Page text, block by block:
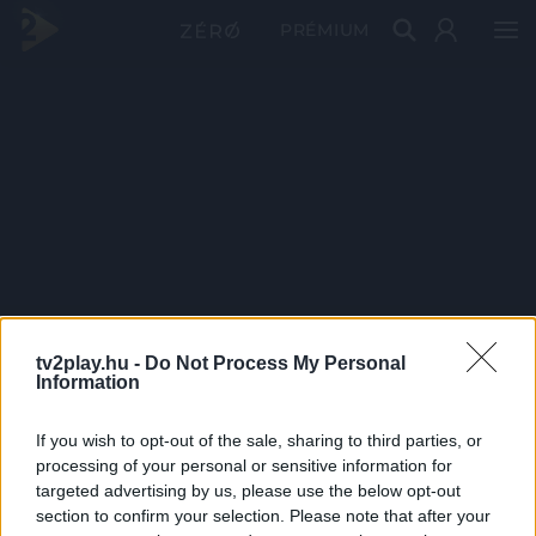
tv2play.hu - Do Not Process My Personal
Information
If you wish to opt-out of the sale, sharing to third parties, or
processing of your personal or sensitive information for
targeted advertising by us, please use the below opt-out
section to confirm your selection. Please note that after your